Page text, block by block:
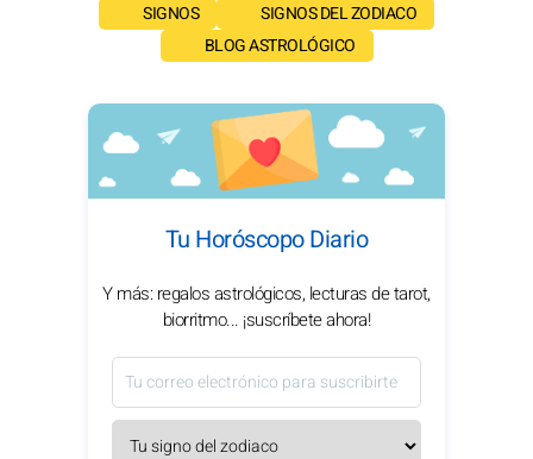
SIGNOS
SIGNOS DEL ZODIACO
BLOG ASTROLÓGICO
Tu Horóscopo Diario
Y más: regalos astrológicos, lecturas de tarot,
biorritmo... ¡suscríbete ahora!